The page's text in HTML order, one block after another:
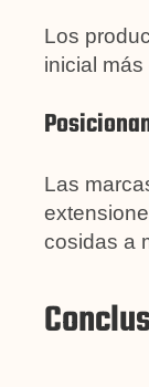
Los
inicial
Las
cosidas a